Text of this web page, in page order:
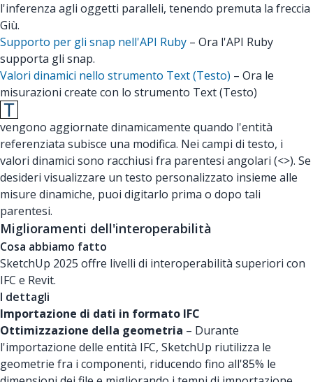
l'inferenza agli oggetti paralleli, tenendo premuta la freccia
Giù.
Supporto per gli snap nell'API Ruby – Ora l'API Ruby
supporta gli snap.
Valori dinamici nello strumento Text (Testo) – Ora le
misurazioni create con lo strumento Text (Testo)
vengono aggiornate dinamicamente quando l'entità
referenziata subisce una modifica. Nei campi di testo, i
valori dinamici sono racchiusi fra parentesi angolari (<>). Se
desideri visualizzare un testo personalizzato insieme alle
misure dinamiche, puoi digitarlo prima o dopo tali
parentesi.
Miglioramenti dell'interoperabilità
Cosa abbiamo fatto
SketchUp 2025 offre livelli di interoperabilità superiori con
IFC e Revit.
I dettagli
Importazione di dati in formato IFC
Ottimizzazione della geometria – Durante
l'importazione delle entità IFC, SketchUp riutilizza le
geometrie fra i componenti, riducendo fino all'85% le